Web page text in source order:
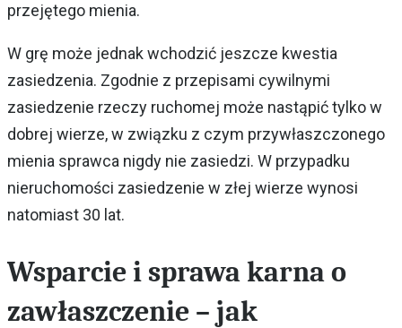
przejętego mienia.
W grę może jednak wchodzić jeszcze kwestia
zasiedzenia. Zgodnie z przepisami cywilnymi
zasiedzenie rzeczy ruchomej może nastąpić tylko w
dobrej wierze, w związku z czym przywłaszczonego
mienia sprawca nigdy nie zasiedzi. W przypadku
nieruchomości zasiedzenie w złej wierze wynosi
natomiast 30 lat.
Wsparcie i sprawa karna o
zawłaszczenie – jak